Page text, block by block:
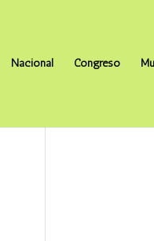
Nacional Congreso